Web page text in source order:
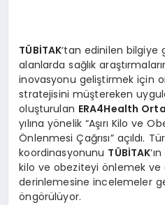
TÜBİTAK‘tan edinilen bilgiye
alanlarda sağlık
inovasyonu geliştirmek için
stratejisini müştereken
oluşturulan ERA4Health
yılına yönelik “Aşırı Kilo ve
Önlenmesi Çağrısı” açıldı.
koordinasyonunu TÜBİTAK
kilo ve obeziteyi önlemek
derinlemesine incelemeler
öngörülüyor.